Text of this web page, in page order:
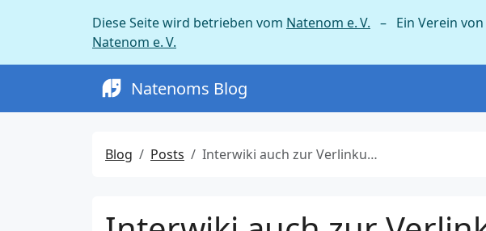
Diese Seite wird betrieben vom Natenom e. V. – Ein Verein
Natenom e. V.
Natenoms Blog
Blog Posts Interwiki auch zur Verlinkung von Nicht-Wikis nutzen